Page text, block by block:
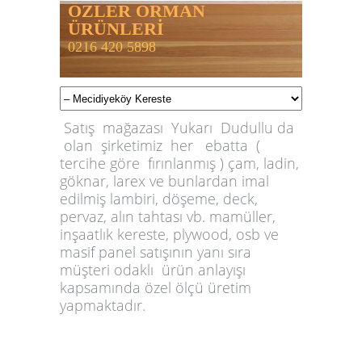
ÖZLER ORMAN
ÜRÜNLERİ
0216 420 5898
Satış mağazası Yukarı Dudullu da
olan şirketimiz her ebatta (
tercihe göre fırınlanmış ) çam, ladin,
göknar, larex ve bunlardan imal
edilmiş lambiri, döşeme, deck,
pervaz, alın tahtası vb. mamüller,
inşaatlık kereste, plywood, osb ve
masif panel satışının yanı sıra
müşteri odaklı ürün anlayışı
kapsamında özel ölçü üretim
yapmaktadır.